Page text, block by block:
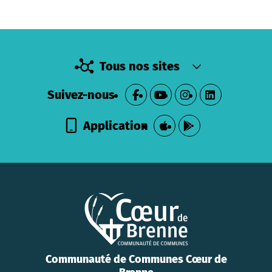
Tous nos sites
Suivez-nous
Application
Communauté de Communes Cœur de